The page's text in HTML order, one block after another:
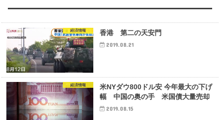
経済情報 香港 第二の天安門
2019.08.21
経済情報
米NYダウ800ドル安 今年最大の下げ
幅 中国の奥の手 米国債大量売却
2019.08.15